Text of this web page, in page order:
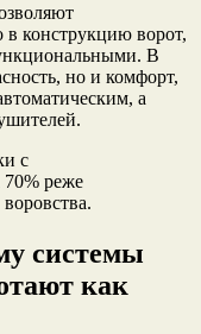
в конструкцию ворот,
В
но и комфорт,
а
с
70% реже
системы
как